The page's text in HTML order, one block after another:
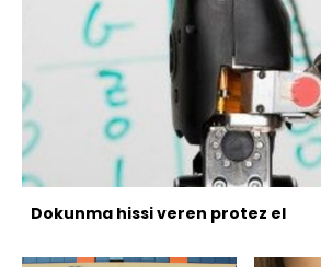
Dokunma hissi veren protez el